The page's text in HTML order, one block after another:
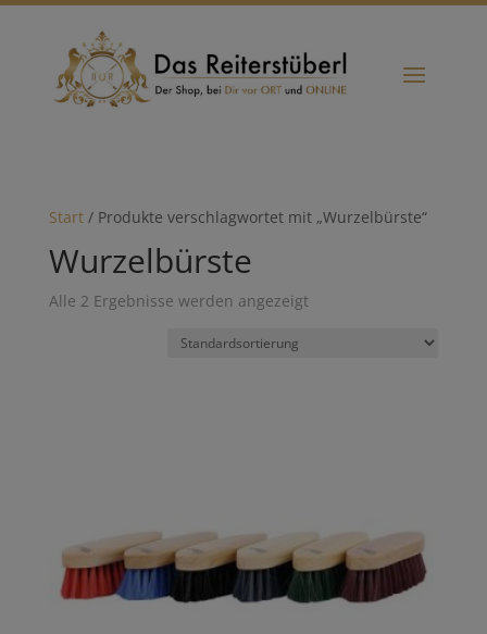
Start/ Produkte verschlagwortet mit „Wurzelbürste“
Wurzelbürste
Alle 2 Ergebnisse werden angezeigt